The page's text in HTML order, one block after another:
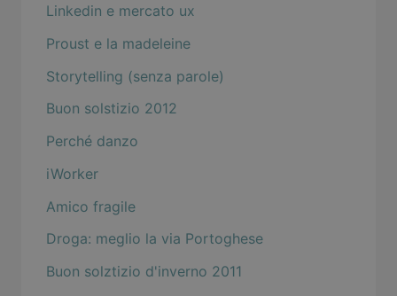
Linkedin e mercato ux
Proust e la madeleine
Storytelling (senza parole)
Buon solstizio 2012
Perché danzo
iWorker
Amico fragile
Droga: meglio la via Portoghese
Buon solztizio d'inverno 2011